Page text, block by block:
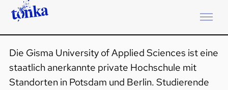
Die Gisma University of Applied Sciences ist eine
staatlich anerkannte private Hochschule mit
Standorten in Potsdam und Berlin. Studierende